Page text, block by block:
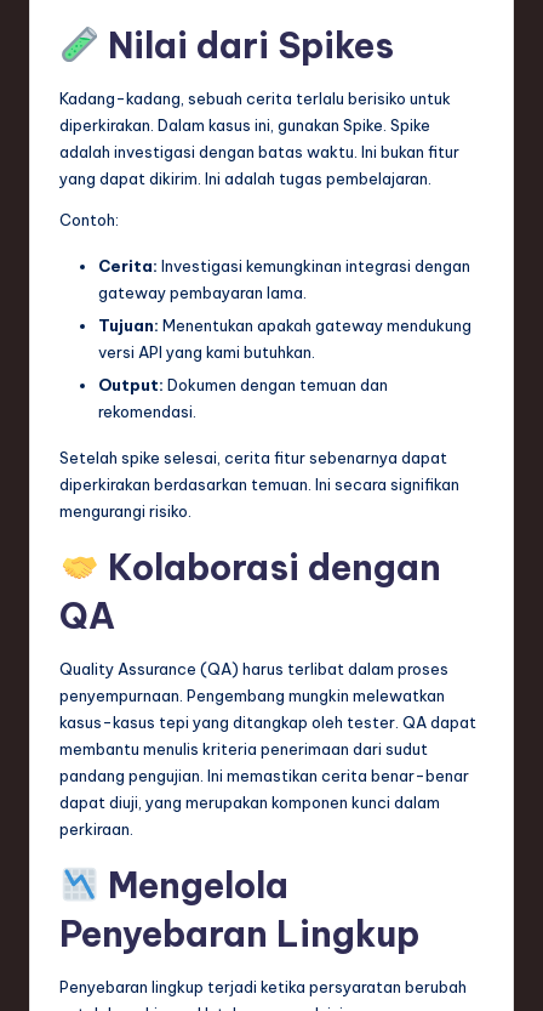
Nilai dari Spikes
Kadang-kadang, sebuah cerita terlalu berisiko untuk
diperkirakan. Dalam kasus ini, gunakan Spike. Spike
adalah investigasi dengan batas waktu. Ini bukan fitur
yang dapat dikirim. Ini adalah tugas pembelajaran.
Contoh:
Cerita: Investigasi kemungkinan integrasi dengan
gateway pembayaran lama.
Tujuan: Menentukan apakah gateway mendukung
versi API yang kami butuhkan.
Output: Dokumen dengan temuan dan
rekomendasi.
Setelah spike selesai, cerita fitur sebenarnya dapat
diperkirakan berdasarkan temuan. Ini secara signifikan
mengurangi risiko.
Kolaborasi dengan
QA
Quality Assurance (QA) harus terlibat dalam proses
penyempurnaan. Pengembang mungkin melewatkan
kasus-kasus tepi yang ditangkap oleh tester. QA dapat
membantu menulis kriteria penerimaan dari sudut
pandang pengujian. Ini memastikan cerita benar-benar
dapat diuji, yang merupakan komponen kunci dalam
perkiraan.
Mengelola
Penyebaran Lingkup
Penyebaran lingkup terjadi ketika persyaratan berubah